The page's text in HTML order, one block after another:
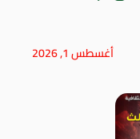
أغسطس 1, 2026